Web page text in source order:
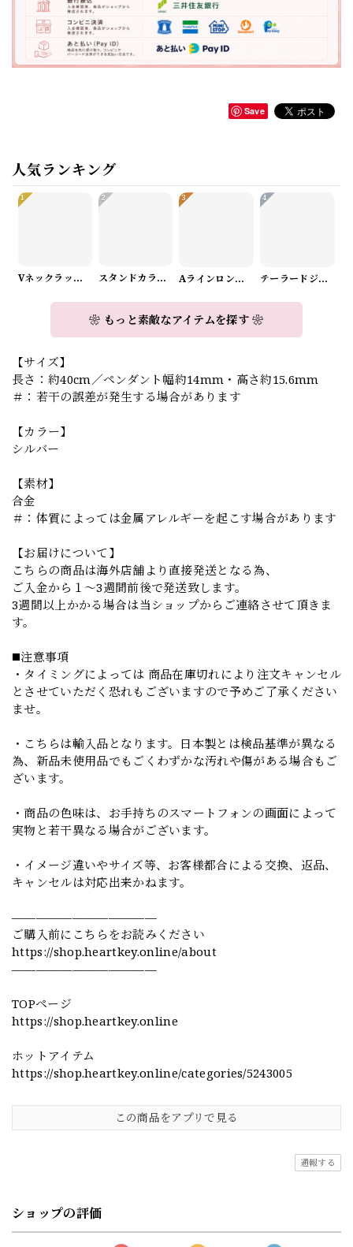
Save
人気ランキング
1
Vネックラップデザインニット（3color） A1008
2
スタンドカラーロングスリーブリボンブラウス（3color） A1126
3
Aラインロングワンピース（2color） A0908
4
テーラードジャケット＆ワイドパンツスーツwithスカーフ A0987
❀ もっと素敵なアイテムを探す ❀
【サイズ】
長さ：約40cm／ペンダント幅約14mm・高さ約15.6mm
＃：若干の誤差が発生する場合があります
【カラー】
シルバー
【素材】
合金
＃：体質によっては金属アレルギーを起こす場合があります
【お届けについて】
こちらの商品は海外店舗より直接発送となる為、
ご入金から１～3週間前後で発送致します。
3週間以上かかる場合は当ショップからご連絡させて頂きま
す。
◼️注意事項
・タイミングによっては 商品在庫切れにより注文キャンセル
とさせていただく恐れもございますので予めご了承ください
ませ。
・こちらは輸入品となります。日本製とは検品基準が異なる
為、新品未使用品でもごくわずかな汚れや傷がある場合もご
ざいます。
・商品の色味は、お手持ちのスマートフォンの画面によって
実物と若干異なる場合がございます。
・イメージ違いやサイズ等、お客様都合による交換、返品、
キャンセルは対応出来かねます。
————————————
ご購入前にこちらをお読みください
https://shop.heartkey.online/about
————————————
TOPページ
https://shop.heartkey.online
ホットアイテム
https://shop.heartkey.online/categories/5243005
この商品をアプリで見る
通報する
ショップの評価